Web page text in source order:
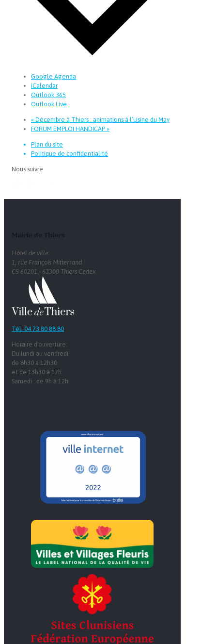
Google Agenda
iCalendar
Outlook 365
Outlook Live
« Décembre à Thiers : animations à l’Usine du May
FORUM EMPLOI HANDICAP »
Plan du site
Politique de confidentialité
Nous suivre
Hôtel de ville
1, rue François Mitterrand
CS 60201 - 63300 Thiers Cedex
Tél. 04 73 80 88 80
Horaire d'ouverture:
Du lundi au vendredi
de 8h30 à 12h30
et de 13h30 à 17h
Samedi : de 9h à 12h